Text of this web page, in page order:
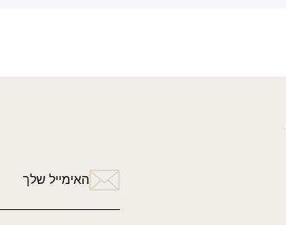
האימייל שלך